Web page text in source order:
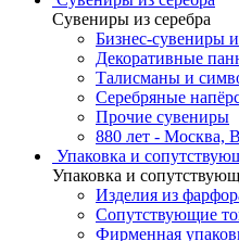
Сувениры из серебра
Бизнес-сувениры
Декоративные
Талисманы и
Серебряные
Прочие сувениры
880 лет - Москва,
Упаковка и
Упаковка и
Изделия из
Сопутствующие
Фирменная